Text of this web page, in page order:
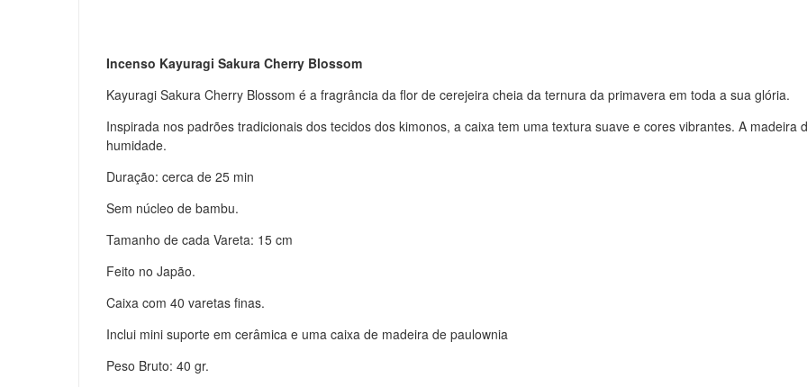
Incenso Kayuragi Sakura Cherry Blossom
Kayuragi Sakura Cherry Blossom é a fragrância da flor de cerejeira cheia da ternura da primavera em toda a sua glória.
Inspirada nos padrões tradicionais dos tecidos dos kimonos, a caixa tem uma textura suave e cores vibrantes. A
humidade.
Duração: cerca de 25 min
Sem núcleo de bambu.
Tamanho de cada Vareta: 15 cm
Feito no Japão.
Caixa com 40 varetas finas.
Inclui mini suporte em cerâmica e uma caixa de madeira de paulownia
Peso Bruto: 40 gr.